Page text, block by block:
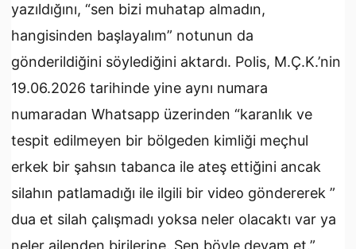
yazıldığını, “sen bizi muhatap almadın,
hangisinden başlayalım” notunun da
gönderildiğini söylediğini aktardı. Polis, M.Ç.K.’nin
19.06.2026 tarihinde yine aynı numara
numaradan Whatsapp üzerinden “karanlık ve
tespit edilmeyen bir bölgeden kimliği meçhul
erkek bir şahsın tabanca ile ateş ettiğini ancak
silahın patlamadığı ile ilgili bir video göndererek ”
dua et silah çalışmadı yoksa neler olacaktı var ya